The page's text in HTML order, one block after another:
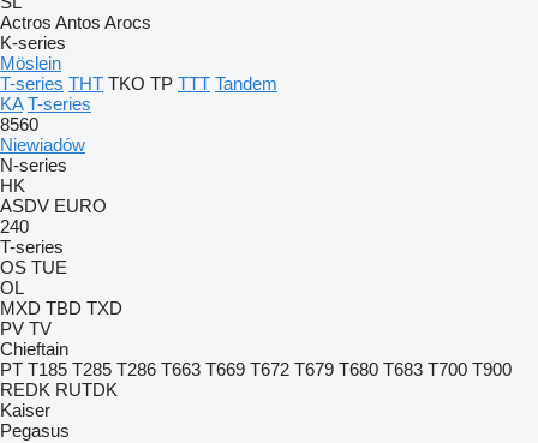
Actros Antos Arocs
K-series
Möslein
T-series THT TKO TP TTT Tandem
KA T-series
8560
Niewiadów
N-series
HK
ASDV EURO
240
T-series
OS TUE
OL
MXD TBD TXD
PV TV
Chieftain
PT T185 T285 T286 T663 T669 T672 T679 T680 T683 T700 T900
REDK RUTDK
Kaiser
Pegasus